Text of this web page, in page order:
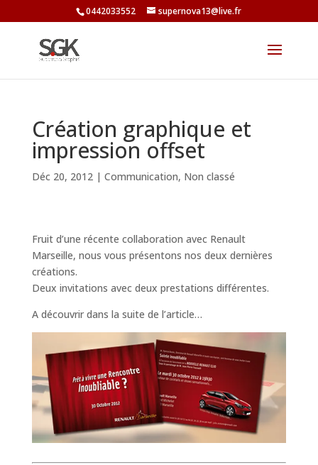
0442033552 supernova13@live.fr
Création graphique et
impression offset
Déc 20, 2012| Communication, Non classé
Fruit d’une récente collaboration avec Renault
Marseille, nous vous présentons nos deux dernières
créations.
Deux invitations avec deux prestations différentes.
A découvrir dans la suite de l’article…